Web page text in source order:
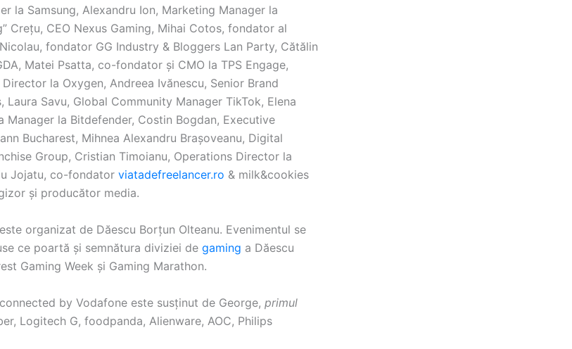
la Samsung, Alexandru Ion, Marketing Manager la
Crețu, CEO Nexus Gaming, Mihai Cotos, fondator al
fondator GG Industry & Bloggers Lan Party, Cătălin
Matei Psatta, co-fondator și CMO la TPS Engage,
la Oxygen, Andreea Ivănescu, Senior Brand
Laura Savu, Global Community Manager TikTok, Elena
Manager la Bitdefender, Costin Bogdan, Executive
Bucharest, Mihnea Alexandru Brașoveanu, Digital
Group, Cristian Timoianu, Operations Director la
Jojatu, co-fondator viatadefreelancer.ro & milk&cookies
și producător media.
organizat de Dăescu Borțun Olteanu. Evenimentul se
ce poartă și semnătura diviziei de gaming a Dăescu
Gaming Week și Gaming Marathon.
by Vodafone este susținut de George, primul
Logitech G, foodpanda, Alienware, AOC, Philips